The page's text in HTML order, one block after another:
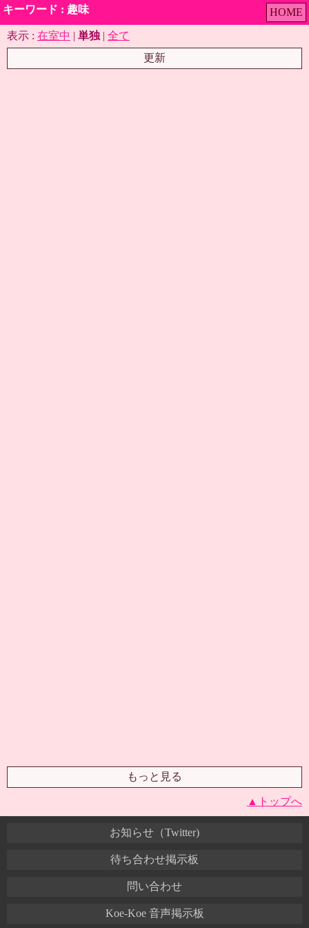
キーワード : 趣味
HOME
表示 : 在室中 | 単独 | 全て
更新
もっと見る
▲トップへ
お知らせ（Twitter)
待ち合わせ掲示板
問い合わせ
Koe-Koe 音声掲示板